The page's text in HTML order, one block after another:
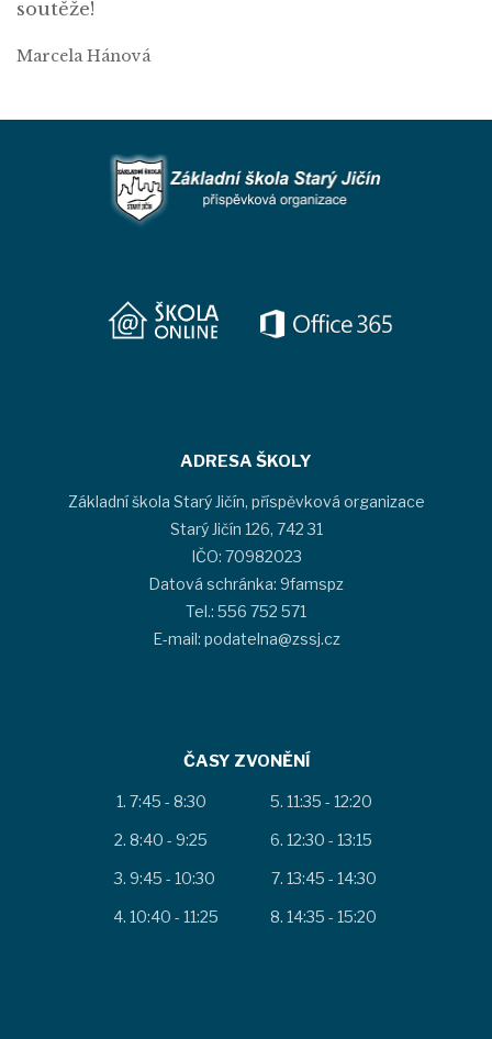
soutěže!
Marcela Hánová
ADRESA ŠKOLY
Základní škola Starý Jičín, příspěvková organizace
Starý Jičín 126, 742 31
IČO: 70982023
Datová schránka: 9famspz
Tel.: 556 752 571
E-mail: podatelna@zssj.cz
ČASY ZVONĚNÍ
7:45 - 8:30
8:40 - 9:25
9:45 - 10:30
10:40 - 11:25
11:35 - 12:20
12:30 - 13:15
13:45 - 14:30
14:35 - 15:20